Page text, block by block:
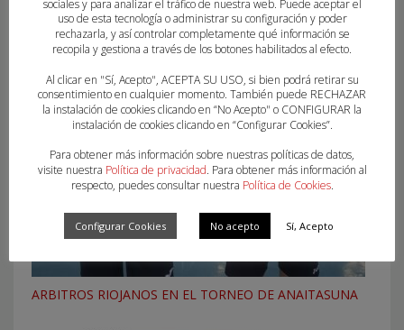
ELECCIONES 2020
ARBITROS RIOJANOS EN EL TORNEO DE ANAITASUNA
sociales y para analizar el tráfico de nuestra web. Puede aceptar el
uso de esta tecnología o administrar su configuración y poder
rechazarla, y así controlar completamente qué información se
recopila y gestiona a través de los botones habilitados al efecto.
Al clicar en "Sí, Acepto", ACEPTA SU USO, si bien podrá retirar su
consentimiento en cualquier momento. También puede RECHAZAR
la instalación de cookies clicando en “No Acepto" o CONFIGURAR la
instalación de cookies clicando en “Configurar Cookies”.
Para obtener más información sobre nuestras políticas de datos,
visite nuestra Política de privacidad. Para obtener más información al
respecto, puedes consultar nuestra Política de Cookies.
Configurar Cookies No acepto Sí, Acepto